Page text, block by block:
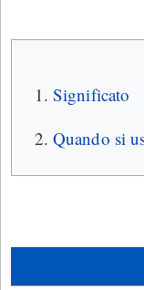
Significato
Quando si